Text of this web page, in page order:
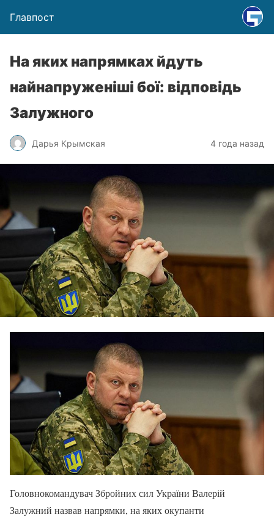
Главпост
На яких напрямках йдуть
найнапруженіші бої: відповідь
Залужного
Дарья Крымская 4 года назад
Головнокомандувач Збройних сил України Валерій
Залужний назвав напрямки, на яких окупанти